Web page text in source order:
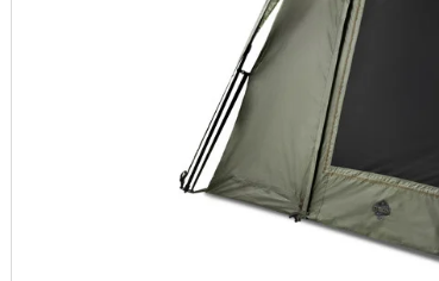
CYBERBARBED S OTVOREM